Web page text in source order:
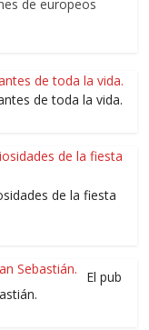
de europeos
de toda la vida.
de la fiesta
El pub